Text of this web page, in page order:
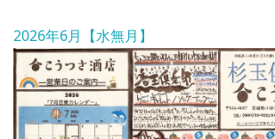
2026年6月【水無月】